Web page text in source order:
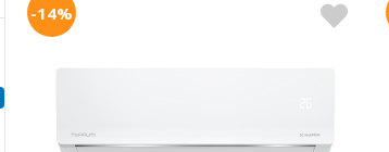
-14%